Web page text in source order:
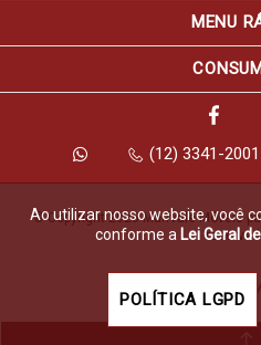
MENU
(12) 3341-2001
© Copyright 2026 Marfvale Móveis
Feito com
Ao utilizar nosso website, você
conforme a Lei Geral
POLÍTICA LGPD